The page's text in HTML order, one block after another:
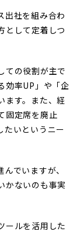
出社を組み合わ
として定着しつ
ての役割が主で
効率UP」や「企
ます。また、経
固定席を廃止
たいというニー
でいますが、
かないのも事実
ールを活用した